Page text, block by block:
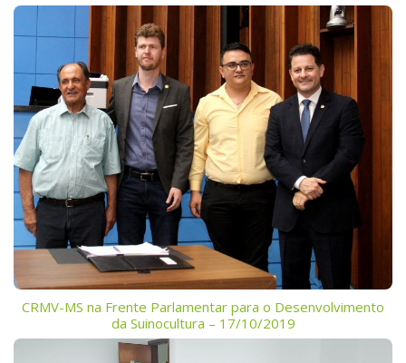
CRMV-MS na Frente Parlamentar para o Desenvolvimento
da Suinocultura – 17/10/2019